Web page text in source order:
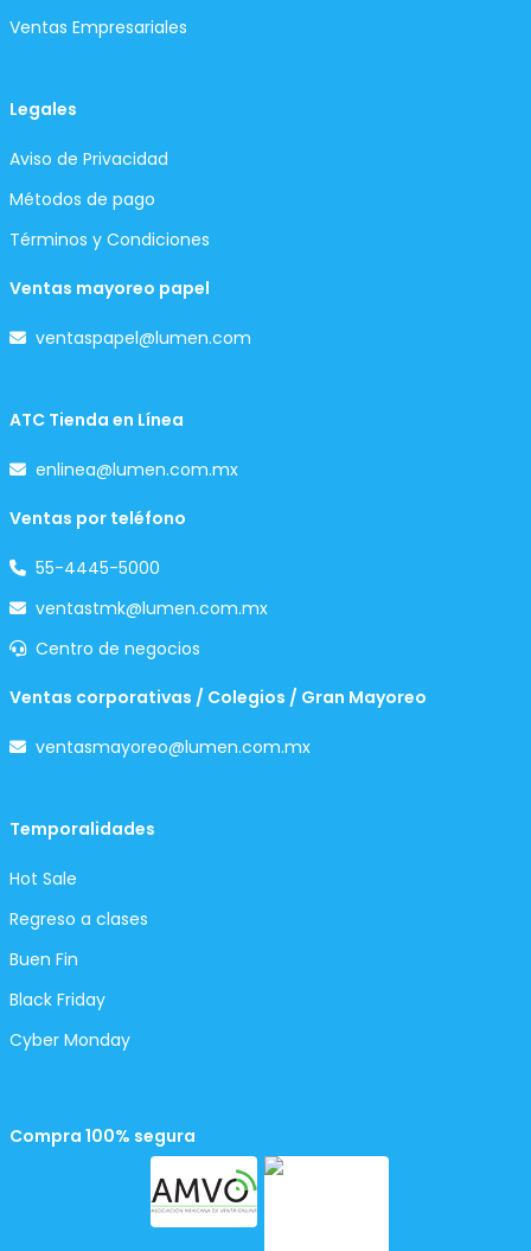
Ventas Empresariales
Legales
Aviso de Privacidad
Métodos de pago
Términos y Condiciones
Ventas mayoreo papel
ventaspapel@lumen.com
ATC Tienda en Línea
enlinea@lumen.com.mx
Ventas por teléfono
55-4445-5000
ventastmk@lumen.com.mx
Centro de negocios
Ventas corporativas / Colegios / Gran Mayoreo
ventasmayoreo@lumen.com.mx
Temporalidades
Hot Sale
Regreso a clases
Buen Fin
Black Friday
Cyber Monday
Compra 100% segura